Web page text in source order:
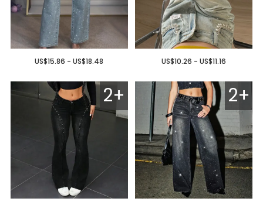
US$15.86 - US$18.48 US$10.26 - US$11.16
2+ 2+